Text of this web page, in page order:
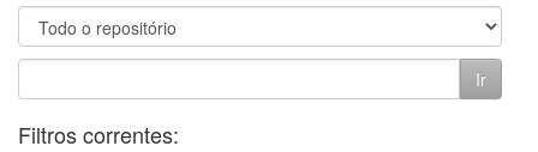
Filtros correntes: